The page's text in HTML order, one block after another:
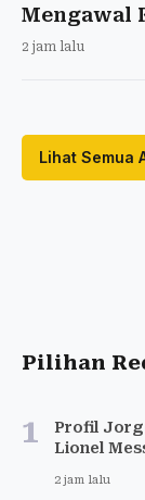
Mengawal
2 jam lalu
Lihat Semua
Pilihan
1
Profil
Lionel
2 jam lalu